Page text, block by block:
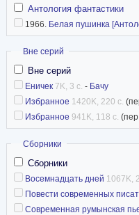
Антология фантастики
1966. Белая пушинка
Скрыть
Вне серий
Вне серий
Еничек 7K, 3 с. - Бачу
Избранное 1420K, 220 с.
Избранное 941K, 118 с.
Скрыть
Сборники
Сборники
Восемнадцать дней 1067K,
Повести современных
Современная румынская